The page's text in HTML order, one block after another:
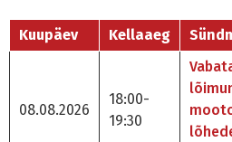
Kuupäev Kellaaeg
08.08.2026
18:00-
19:30